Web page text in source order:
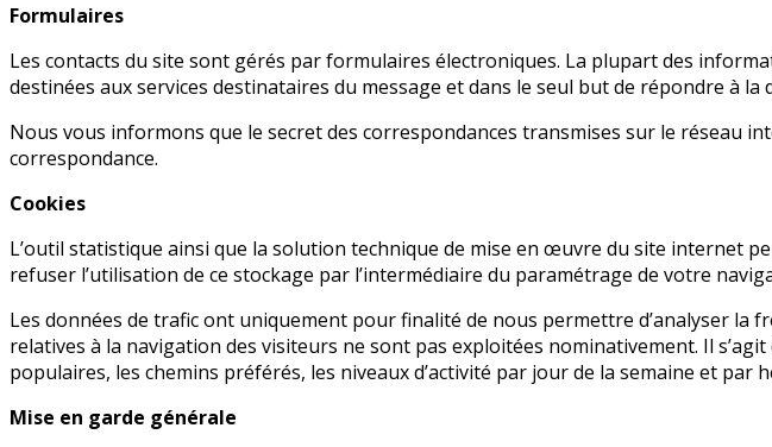
Formulaires
Les contacts du site sont gérés par formulaires électroniques. La plupart des
destinées aux services destinataires du message et dans le seul but de répondre à la
Nous vous informons que le secret des correspondances transmises sur le réseau
correspondance.
Cookies
L’outil statistique ainsi que la solution technique de mise en œuvre du site internet
refuser l’utilisation de ce stockage par l’intermédiaire du paramétrage de votre
Les données de trafic ont uniquement pour finalité de nous permettre d’analyser la
relatives à la navigation des visiteurs ne sont pas exploitées nominativement. Il
populaires, les chemins préférés, les niveaux d’activité par jour de la semaine et
Mise en garde générale